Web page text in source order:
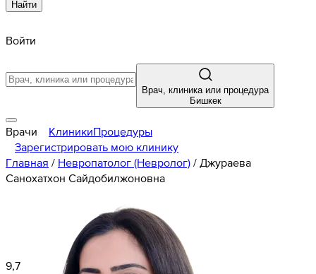
Найти
Войти
Врач, клиника или процедура
Бишкек
Врачи КлиникиПроцедуры
Зарегистрировать мою клинику
Главная / Невропатолог (Невролог) / Джураева
Санохатхон Сайдобилжоновна
9,7